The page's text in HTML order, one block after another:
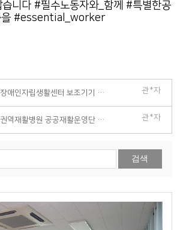
니다 #필수노동자와_함께 #특별한공
을 #essential_worker
경북장애인자립생활센터 보조기기 유지관리 및 찾아가는 전시회 진행 관*자
경북권역재활병원 공공재활운영단 견학 관*자
검색